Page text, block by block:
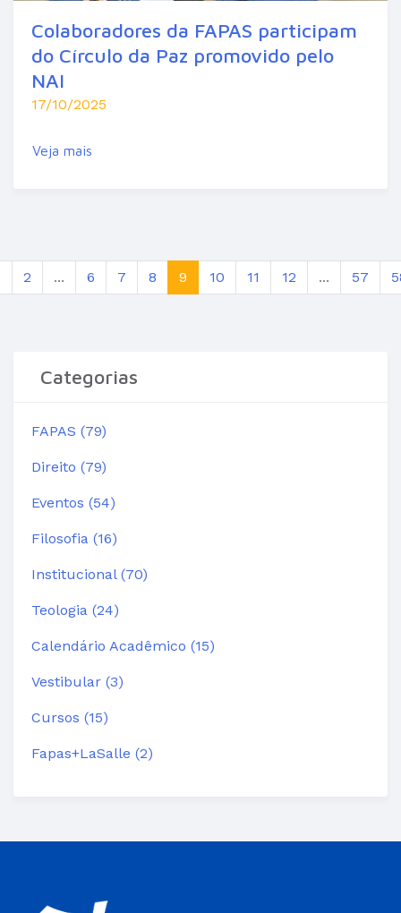
Colaboradores da FAPAS participam
do Círculo da Paz promovido pelo
NAI
17/10/2025
Veja mais
2 ... 6 7 8 9 10 11 12 ... 57
Categorias
FAPAS (79)
Direito (79)
Eventos (54)
Filosofia (16)
Institucional (70)
Teologia (24)
Calendário Acadêmico (15)
Vestibular (3)
Cursos (15)
Fapas+LaSalle (2)